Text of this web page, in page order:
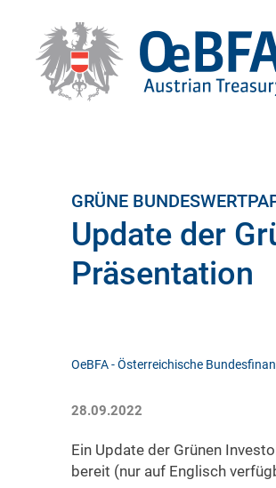
GRÜNE
Update der
Präsentation
OeBFA - Österreichische
28.09.2022
Ein Update der Grünen
bereit (nur auf Englisch